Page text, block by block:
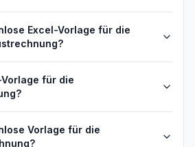
Excel-Vorlage für die
für die
Vorlage für die